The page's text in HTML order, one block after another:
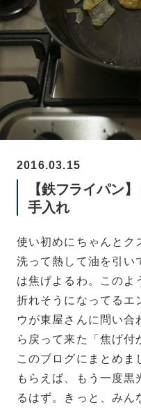
2016.03.15
【鉄フライパン
手入れ
使い初めにちゃんとク
洗って熱して油を引い
は焦げよるわ。このよ
折れそうになってるエ
ウが東屋さんに問い合
ら戻って来た「焦げ付
このブログにまとめま
もらえば、もう一度
るはず。 きっと、みん